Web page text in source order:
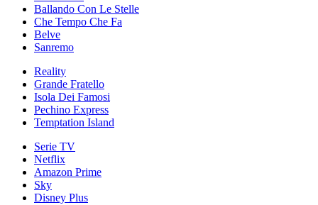
Ballando Con Le Stelle
Che Tempo Che Fa
Belve
Sanremo
Reality
Grande Fratello
Isola Dei Famosi
Pechino Express
Temptation Island
Serie TV
Netflix
Amazon Prime
Sky
Disney Plus